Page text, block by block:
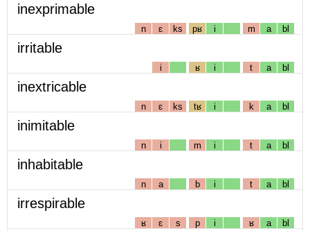
inexprimable
n ɛ ks pʁ i m a bl
irritable
i ʁ i t a bl
inextricable
n ɛ ks tʁ i k a bl
inimitable
n i m i t a bl
inhabitable
n a b i t a bl
irrespirable
ʁ ɛ s p i ʁ a bl